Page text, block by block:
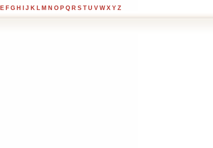
E F G H J K L M N O P Q R S T U V W X Y Z